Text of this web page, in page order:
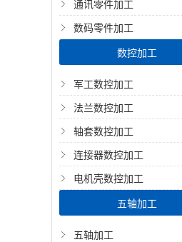
通讯零件加工
数码零件加工
数控加工
军工数控加工
法兰数控加工
轴套数控加工
连接器数控加工
电机壳数控加工
五轴加工
五轴加工